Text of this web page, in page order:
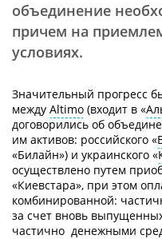
объединение
причем на
условиях.
Значительный прогресс
между Altimo (входит в «
договорились об
им активов: российского «
«Билайн») и украинского «
осуществлено путем
«Киевстара», при этом
комбинированной:
за счет вновь
частично  денежными